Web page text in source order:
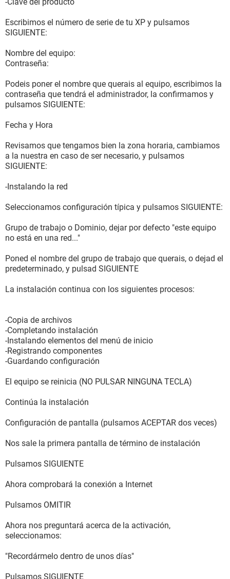
Escribimos el número de serie de tu XP y pulsamos
SIGUIENTE:
Nombre del equipo:
Contraseña:
Podeis poner el nombre que querais al equipo, escribimos la
contraseña que tendrá el administrador, la confirmamos y
pulsamos SIGUIENTE:
Fecha y Hora
Revisamos que tengamos bien la zona horaria, cambiamos
a la nuestra en caso de ser necesario, y pulsamos
SIGUIENTE:
-Instalando la red
Seleccionamos configuración típica y pulsamos SIGUIENTE:
Grupo de trabajo o Dominio, dejar por defecto "este equipo
no está en una red..."
Poned el nombre del grupo de trabajo que querais, o dejad el
predeterminado, y pulsad SIGUIENTE
La instalación continua con los siguientes procesos:
-Copia de archivos
-Completando instalación
-Instalando elementos del menú de inicio
-Registrando componentes
-Guardando configuración
El equipo se reinicia (NO PULSAR NINGUNA TECLA)
Continúa la instalación
Configuración de pantalla (pulsamos ACEPTAR dos veces)
Nos sale la primera pantalla de término de instalación
Pulsamos SIGUIENTE
Ahora comprobará la conexión a Internet
Pulsamos OMITIR
Ahora nos preguntará acerca de la activación,
seleccionamos:
"Recordármelo dentro de unos días"
Pulsamos SIGUIENTE